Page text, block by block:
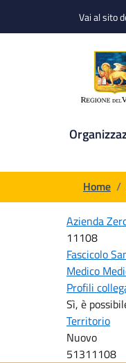
Vai al sito
Home /
Azienda
11108
Fascicolo
Medico
Profili
Sì, è
Territorio
Nuovo
51311108